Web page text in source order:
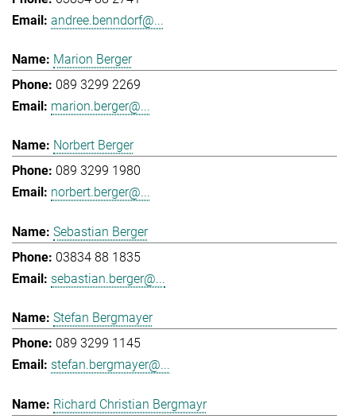
andree.benndorf@...
Marion Berger
089 3299 2269
marion.berger@...
Norbert Berger
089 3299 1980
norbert.berger@...
Sebastian Berger
03834 88 1835
sebastian.berger@...
Stefan Bergmayer
089 3299 1145
stefan.bergmayer@...
Richard Christian Bergmayr